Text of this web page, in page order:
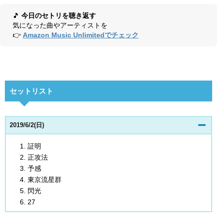
🎵 今日のセトリを聴き返す
気になった曲やアーティストを
👉 Amazon Music Unlimitedでチェック
セットリスト
2019/6/2(日)
証明
正攻法
予感
東京流星群
閃光
27